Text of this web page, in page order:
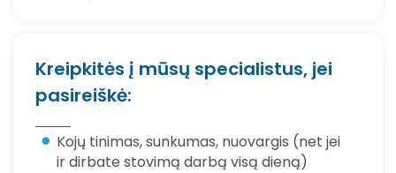
Kreipkitės į mūsų specialistus, jei
pasireiškė:
Kojų tinimas, sunkumas, nuovargis (net jei
ir dirbate stovimą darbą visą dieną)